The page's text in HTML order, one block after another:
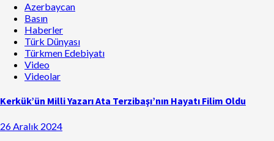
Azerbaycan
Basın
Haberler
Türk Dünyası
Türkmen Edebiyatı
Video
Videolar
Kerkük’ün Milli Yazarı Ata Terzibaşı’nın Hayatı Filim Oldu
26 Aralık 2024